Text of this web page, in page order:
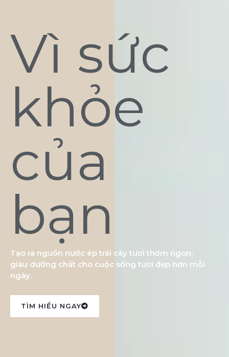
Vì sức
khỏe
của
bạn
Tạo ra nguồn nước ép trái cây tươi thơm ngon,
giàu dưỡng chất cho cuộc sống tươi đẹp hơn mỗi
ngày.
TÌM HIỂU NGAY